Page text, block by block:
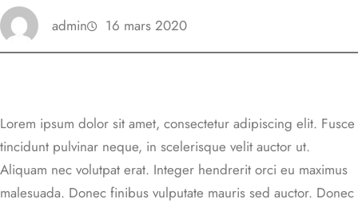
admin 16 mars 2020
Lorem ipsum dolor sit amet, consectetur adipiscing elit. Fusce
tincidunt pulvinar neque, in scelerisque velit auctor ut.
Aliquam nec volutpat erat. Integer hendrerit orci eu maximus
malesuada. Donec finibus vulputate mauris sed auctor. Donec